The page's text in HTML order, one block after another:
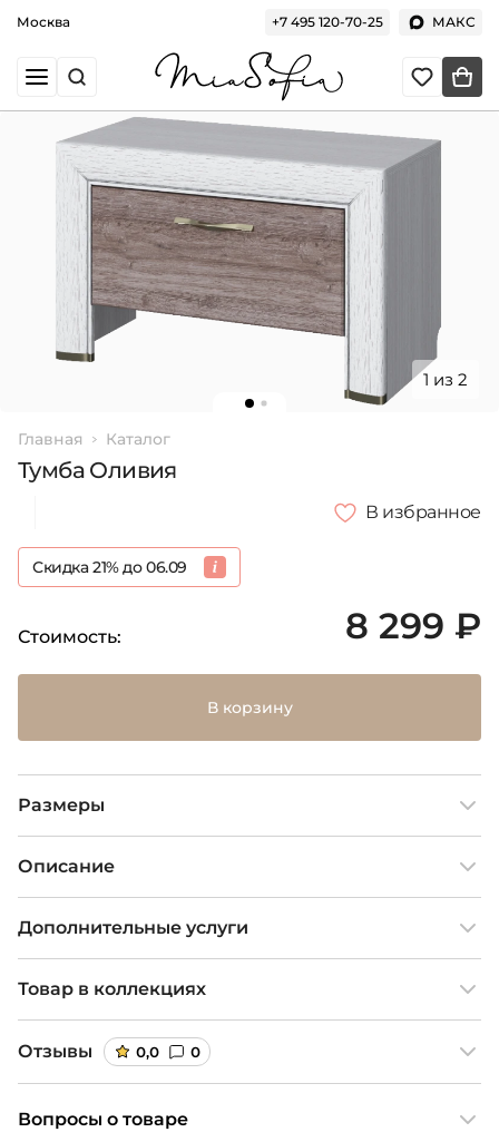
Москва +7 495 120-70-25 МАКС
1 из 2
Главная Каталог
Тумба Оливия
В избранное
Скидка 21% до 06.09
Стоимость: 8 299 ₽
В корзину
Размеры
Описание
Дополнительные услуги
Товар в коллекциях
Отзывы 0,0 0
Вопросы о товаре